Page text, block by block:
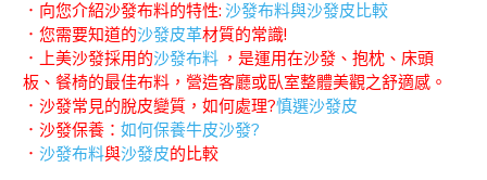
．向您介紹沙發布料的特性: 沙發布料與沙發皮比較
．您需要知道的沙發皮革材質的常識!
．上美沙發採用的沙發布料 ，是運用在沙發、抱枕、床頭
板、餐椅的最佳布料，營造客廳或臥室整體美觀之舒適感。
．沙發常見的脫皮變質，如何處理?慎選沙發皮
．沙發保養： 如何保養牛皮沙發?
． 沙發布料與沙發皮的比較